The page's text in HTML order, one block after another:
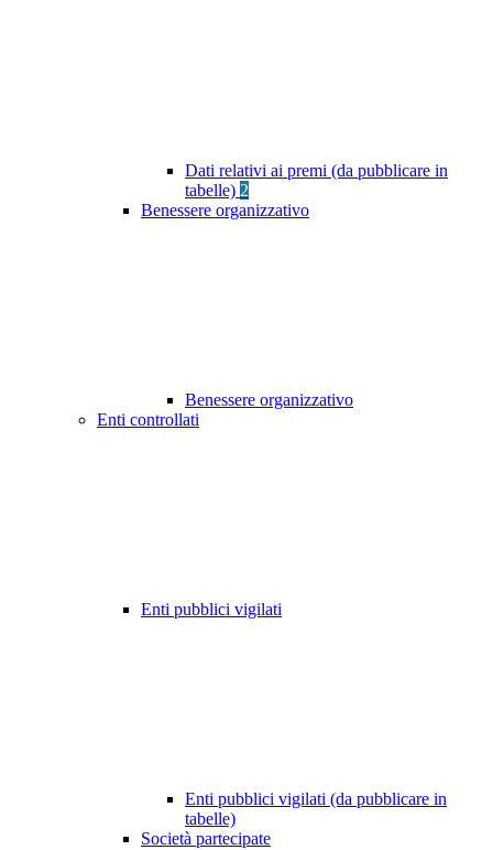
Dati relativi ai premi (da pubblicare in
tabelle) 2
Benessere organizzativo
Benessere organizzativo
Enti controllati
Enti pubblici vigilati
Enti pubblici vigilati (da pubblicare in
tabelle)
Società partecipate